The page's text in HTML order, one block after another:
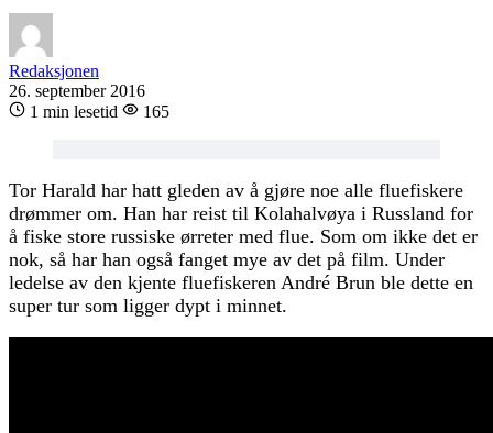
Redaksjonen
26. september 2016
1 min lesetid
165
Tor Harald har hatt gleden av å gjøre noe alle fluefiskere
drømmer om. Han har reist til Kolahalvøya i Russland for
å fiske store russiske ørreter med flue. Som om ikke det er
nok, så har han også fanget mye av det på film. Under
ledelse av den kjente fluefiskeren André Brun ble dette en
super tur som ligger dypt i minnet.